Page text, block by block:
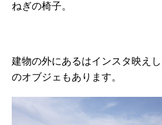
ねぎの椅子。
建物の外にあるはインスタ映え
のオブジェもあります。